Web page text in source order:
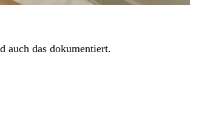
auch das dokumentiert.